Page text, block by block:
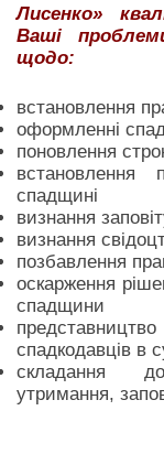
Лисенко»
Ваші
щодо:
встановлення
оформленні
поновлення
встановлення
спадщині
визнання
визнання
позбавлення
оскарження
спадщини
спадкодавців в
складання
утримання,